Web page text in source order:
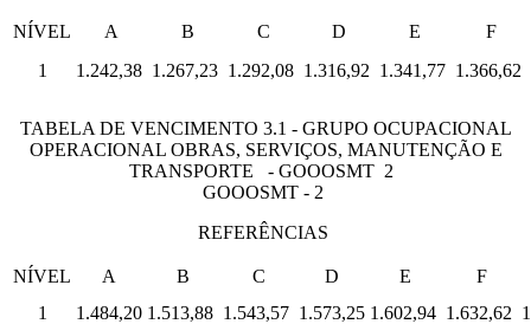
NÍVEL A B C D E
F
1
1.242,38 1.267,23 1.292,08 1.316,92 1.341,77 1.366,62
TABELA DE VENCIMENTO 3.1 - GRUPO OCUPACIONAL
OPERACIONAL OBRAS, SERVIÇOS, MANUTENÇÃO E
TRANSPORTE - GOOOSMT 2
GOOOSMT - 2
REFERÊNCIAS
NÍVEL A B C D E
F
1
1.484,20 1.513,88 1.543,57 1.573,25 1.602,94 1.632,62